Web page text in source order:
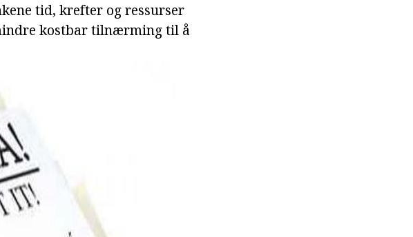
tid, krefter og ressurser
kostbar tilnærming til å